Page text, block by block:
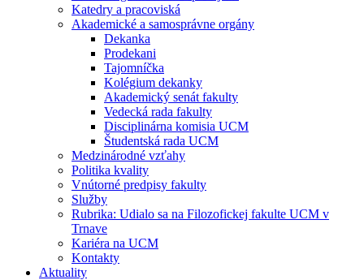
Katedry a pracoviská
Akademické a samosprávne orgány
Dekanka
Prodekani
Tajomníčka
Kolégium dekanky
Akademický senát fakulty
Vedecká rada fakulty
Disciplinárna komisia UCM
Študentská rada UCM
Medzinárodné vzťahy
Politika kvality
Vnútorné predpisy fakulty
Služby
Rubrika: Udialo sa na Filozofickej fakulte UCM v
Trnave
Kariéra na UCM
Kontakty
Aktuality